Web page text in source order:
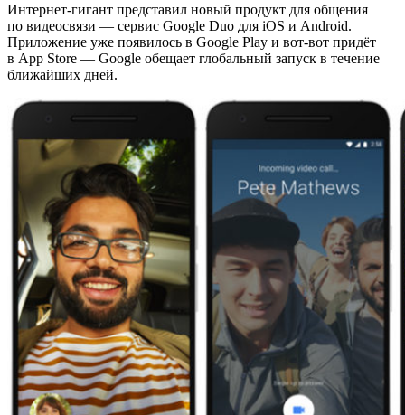
Интернет-гигант представил новый продукт для общения
по видеосвязи — сервис Google Duo для iOS и Android.
Приложение уже появилось в Google Play и вот-вот придёт
в App Store — Google обещает глобальный запуск в течение
ближайших дней.